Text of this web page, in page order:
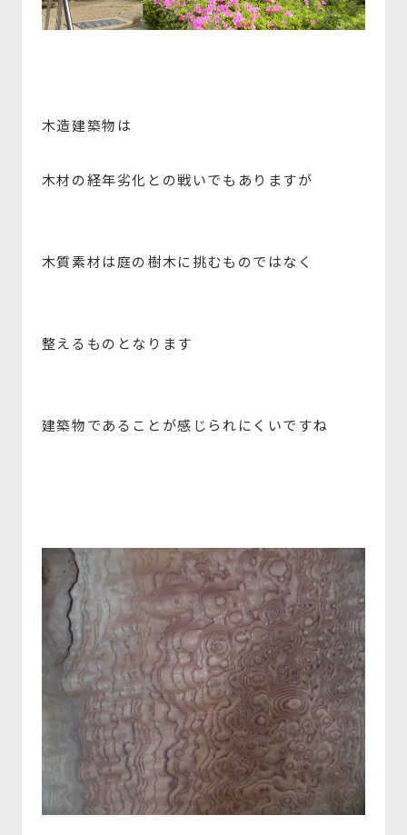
木造建築物は
木材の経年劣化との戦いでもありますが
木質素材は庭の樹木に挑むものではなく
整えるものとなります
建築物であることが感じられにくいですね